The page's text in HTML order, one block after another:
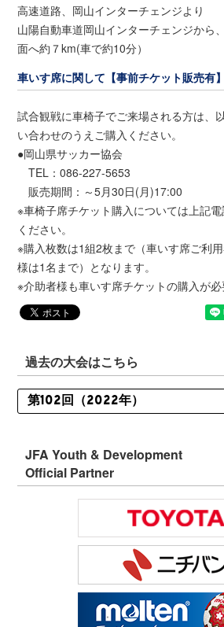
高速道路、岡山インターチェンジより
山陽自動車道岡山インターチェンジから
面へ約７km(車で約10分）
車いす席に関して【事前チケット販売有】
試合観戦に車椅子でご来場される方は、
い合わせのうえご購入ください。
●岡山県サッカー協会
TEL：086-227-5653
販売期間：～5月30日(月)17:00
※車椅子席チケット購入については上記
ください。
※購入枚数は1組2枚まで（車いす席ご利
様は1名まで）となります。
※介助者様も車いす席チケットの購入が必
過去の大会はこちら
JFA Youth & Development
Official Partner